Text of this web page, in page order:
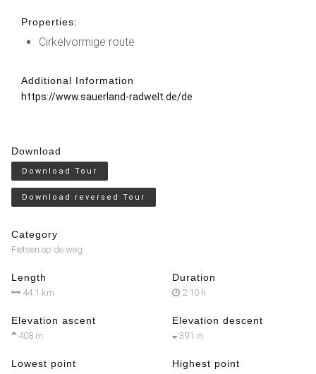
Properties:
Cirkelvormige route
Additional Information
https://www.sauerland-radwelt.de/de
Download
Download Tour
Download reversed Tour
Category
Fietsen op de weg
Length
44.1 km
Duration
2:10 h
Elevation ascent
408 m
Elevation descent
391 m
Lowest point Highest point